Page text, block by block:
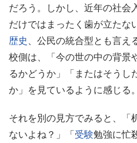
だろう。しかし、近年の社会
だけではまったく歯が立たな
歴史、公民の統合型とも言え
校側は、「今の世の中の背景
るかどうか」「またはそうし
か」を見ているように感じる。
それを別の見方でみると、「
ないよね？」「受験勉強に忙